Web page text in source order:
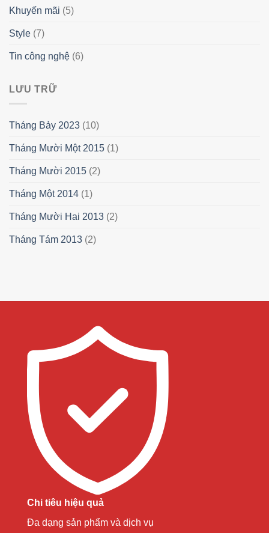
Khuyến mãi (5)
Style (7)
Tin công nghệ (6)
LƯU TRỮ
Tháng Bảy 2023 (10)
Tháng Mười Một 2015 (1)
Tháng Mười 2015 (2)
Tháng Một 2014 (1)
Tháng Mười Hai 2013 (2)
Tháng Tám 2013 (2)
Chi tiêu hiệu quả
Đa dạng sản phẩm và dịch vụ